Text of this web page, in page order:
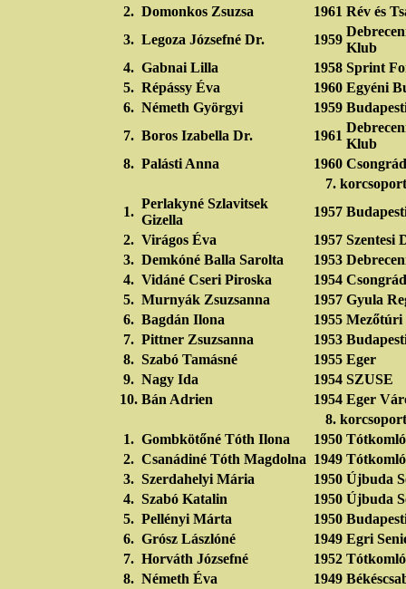
2. Domonkos Zsuzsa 1961 Rév és
3. Legoza Józsefné Dr. 1959
Klub
4. Gabnai Lilla 1958 Sprint
5. Répássy Éva 1960 Egyéni
6. Németh Györgyi 1959
7. Boros Izabella Dr. 1961
Klub
8. Palásti Anna 1960
7.
1.
Perlakyné Szlavitsek
Gizella
1957
2. Virágos Éva 1957 Szentesi
3. Demkóné Balla Sarolta 1953
4. Vidáné Cseri Piroska 1954
5. Murnyák Zsuzsanna 1957 Gyula
6. Bagdán Ilona 1955 Mezőtúri
7. Pittner Zsuzsanna 1953
8. Szabó Tamásné 1955 Eger
9. Nagy Ida 1954 SZUSE
10. Bán Adrien 1954 Eger
8.
1. Gombkötőné Tóth Ilona 1950
2. Csanádiné Tóth Magdolna 1949
3. Szerdahelyi Mária 1950 Újbuda
4. Szabó Katalin 1950 Újbuda
5. Pellényi Márta 1950
6. Grósz Lászlóné 1949 Egri
7. Horváth Józsefné 1952
8. Németh Éva 1949